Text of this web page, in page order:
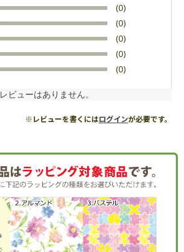
(0)
(0)
(0)
(0)
(0)
レビューはありません。
※レビューを書くにはログインが必要です。